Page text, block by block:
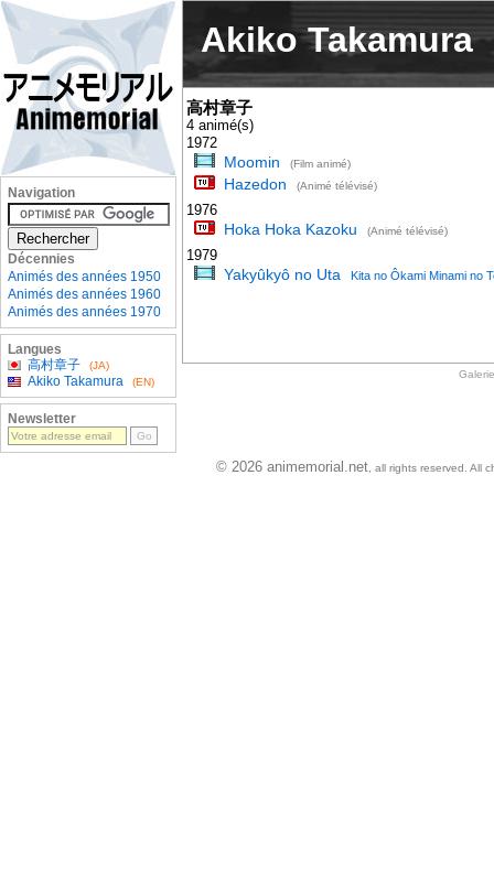
Akiko Takamura
高村章子
4 animé(s)
1972
Moomin (Film animé)
Hazedon (Animé télévisé)
1976
Hoka Hoka Kazoku (Animé télévisé)
1979
Yakyûkyô no Uta Kita no Ôkami Minami no
Galerie
Navigation
Décennies
Animés des années 1950
Animés des années 1960
Animés des années 1970
Langues
高村章子
(JA)
Akiko Takamura (EN)
Newsletter
© 2026 animemorial.net , all rights reserved. All